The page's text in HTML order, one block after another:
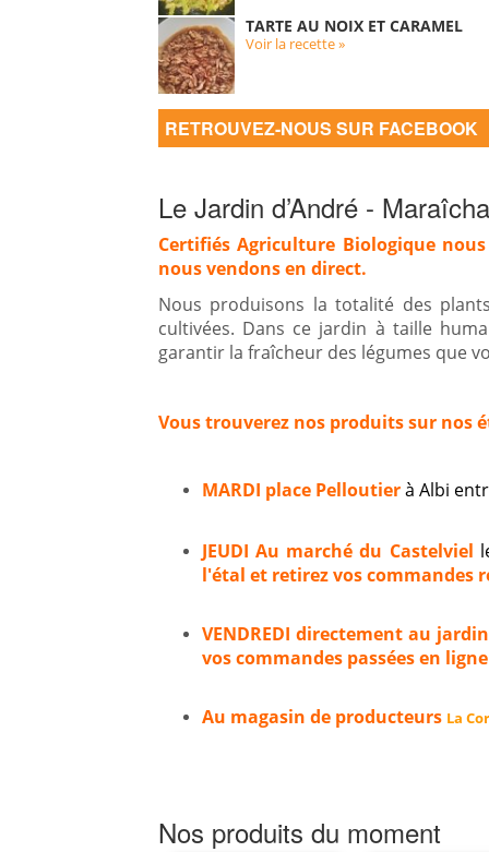
TARTE AU NOIX ET CARAMEL
Voir la recette »
RETROUVEZ-NOUS SUR FACEBOOK
Le Jardin d’André -
Certifiés Agriculture Biologique
nous vendons en direct.
Nous produisons la totalité des
cultivées. Dans ce jardin à taille
garantir la fraîcheur des légumes que
Vous trouverez nos produits sur nos
MARDI place Pelloutierà Albi
JEUDI Au marché du Castelviel
l'étal et retirez vos commandes
VENDREDI directement au
vos commandes passées en ligne
Au magasin de producteurs La
Nos produits du moment